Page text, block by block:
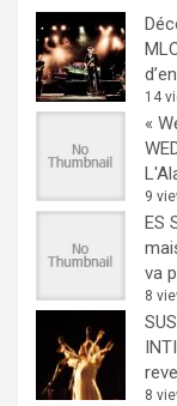
14
«
9
ES
va
8
8